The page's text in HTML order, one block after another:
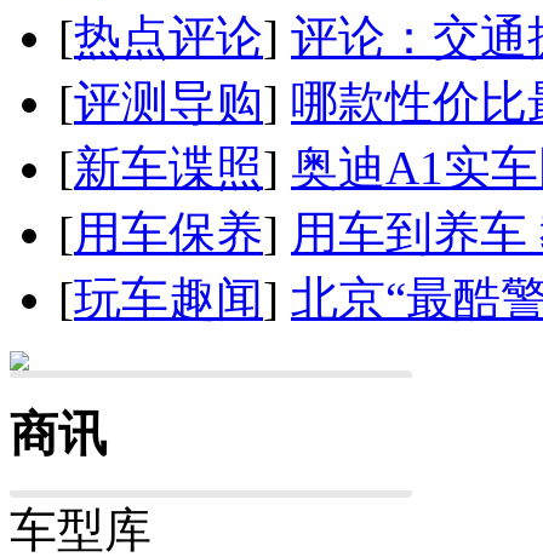
[热点评论] 评论：交通
[评测导购] 哪款性价比
[新车谍照] 奥迪A1实
[用车保养] 用车到养
[玩车趣闻] 北京“最酷
商讯
车型库